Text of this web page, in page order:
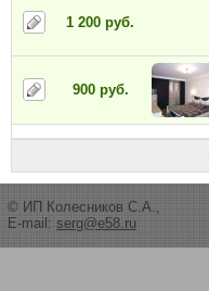
1 200 руб.
900 руб.
© ИП Колесников С.А.,
E-mail: serg@e58.ru